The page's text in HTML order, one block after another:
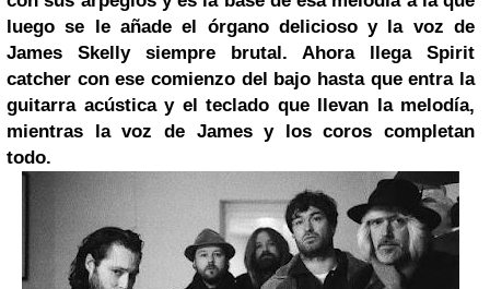
luego se le añade el órgano delicioso y la voz de
James Skelly siempre brutal. Ahora llega Spirit
catcher con ese comienzo del bajo hasta que entra la
guitarra acústica y el teclado que llevan la melodía,
mientras la voz de James y los coros completan
todo.